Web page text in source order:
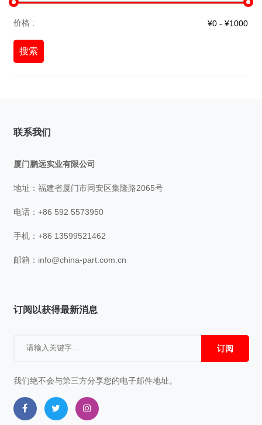
价格 :
搜索
联系我们
厦门鹏远实业有限公司
地址：福建省厦门市同安区集隆路2065号
电话：+86 592 5573950
手机：+86 13599521462
邮箱： info@china-part.com.cn
订阅以获得最新消息
订阅
我们绝不会与第三方分享您的电子邮件地址。